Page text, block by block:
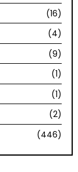
(16)
(4)
(9)
(1)
(1)
(2)
(446)